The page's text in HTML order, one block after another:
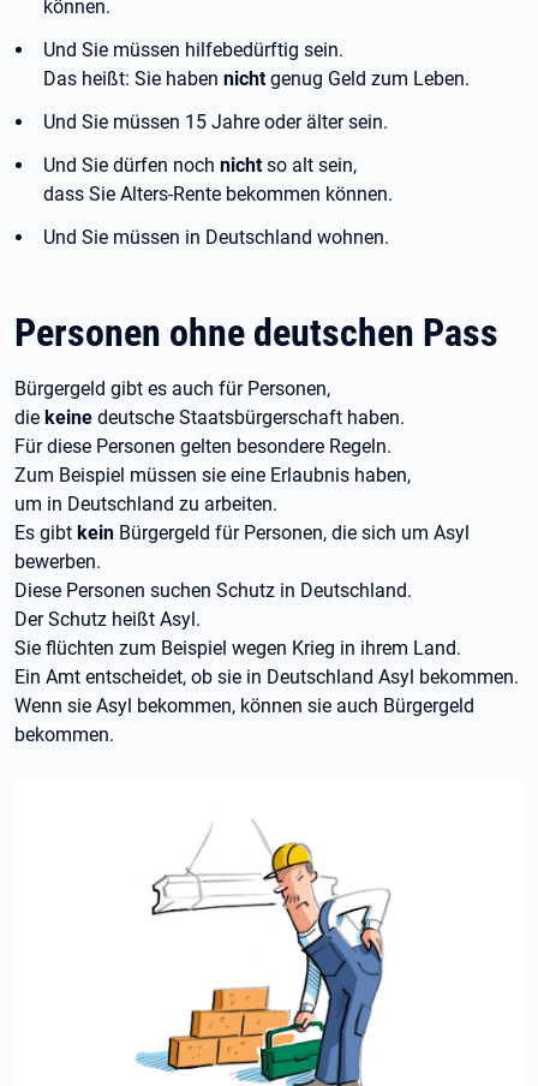
können.
Und Sie müssen hilfebedürftig sein.
Das heißt: Sie haben nichtgenug Geld zum Leben.
Und Sie müssen 15 Jahre oder älter sein.
Und Sie dürfen noch nichtso alt sein,
dass Sie Alters-Rente bekommen können.
Und Sie müssen in Deutschland wohnen.
Personen ohne deutschen Pass
Bürgergeld gibt es auch für Personen,
die keine deutsche Staatsbürgerschaft haben.
Für diese Personen gelten besondere Regeln.
Zum Beispiel müssen sie eine Erlaubnis haben,
um in Deutschland zu arbeiten.
Es gibt kein Bürgergeld für Personen, die sich um Asyl
bewerben.
Diese Personen suchen Schutz in Deutschland.
Der Schutz heißt Asyl.
Sie flüchten zum Beispiel wegen Krieg in ihrem Land.
Ein Amt entscheidet, ob sie in Deutschland Asyl bekommen.
Wenn sie Asyl bekommen, können sie auch Bürgergeld
bekommen.